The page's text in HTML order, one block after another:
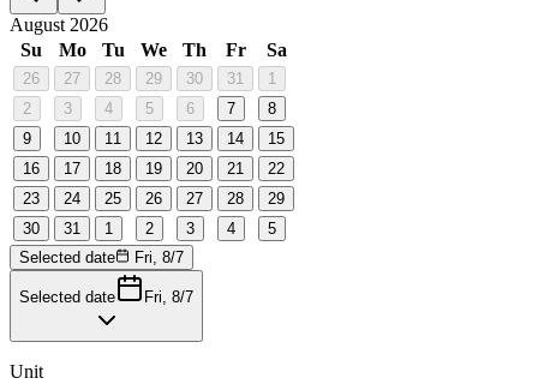
August 2026
Su
Mo Tu We Th Fr Sa
26 27 28 29 30 31
1
2
3 4 5 6 7
8
9
10 11 12 13 14
15
16
17 18 19 20 21
22
23
24 25 26 27 28
29
30
31 1 2 3 4
5
Selected date
Fri, 8/7
Selected date Fri, 8/7
Unit